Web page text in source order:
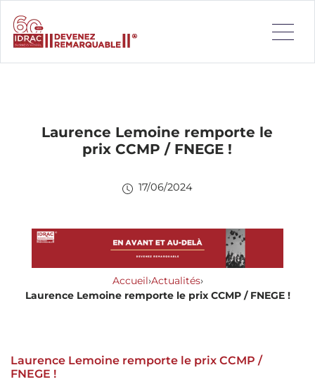
Laurence Lemoine remporte le
prix CCMP / FNEGE !
17/06/2024
Accueil›Actualités›
Laurence Lemoine remporte le prix CCMP / FNEGE !
Laurence Lemoine remporte le prix CCMP /
FNEGE !